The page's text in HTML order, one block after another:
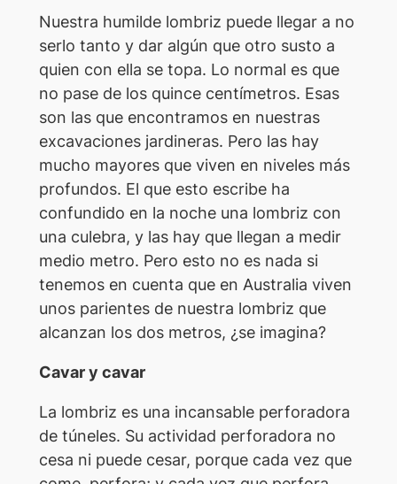
Nuestra humilde lombriz puede llegar a no
serlo tanto y dar algún que otro susto a
quien con ella se topa. Lo normal es que
no pase de los quince centímetros. Esas
son las que encontramos en nuestras
excavaciones jardineras. Pero las hay
mucho mayores que viven en niveles más
profundos. El que esto escribe ha
confundido en la noche una lombriz con
una culebra, y las hay que llegan a medir
medio metro. Pero esto no es nada si
tenemos en cuenta que en Australia viven
unos parientes de nuestra lombriz que
alcanzan los dos metros, ¿se imagina?
Cavar y cavar
La lombriz es una incansable perforadora
de túneles. Su actividad perforadora no
cesa ni puede cesar, porque cada vez que